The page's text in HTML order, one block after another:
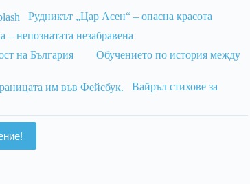
Рудникът „Цар Асен“ – опасна красота
непознатата незабравена
на България
Обучението по история между
Вайръл стихове за